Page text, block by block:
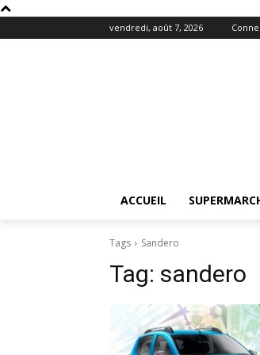
vendredi, août 7, 2026
ACCUEIL
Tags Sandero
Tag: sandero